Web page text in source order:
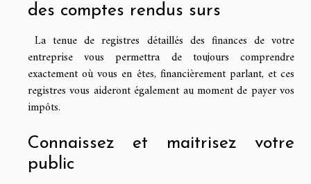
des comptes rendus surs
La tenue de registres détaillés des finances de votre
entreprise vous permettra de toujours comprendre
exactement où vous en êtes, financièrement parlant, et ces
registres vous aideront également au moment de payer vos
impôts.
Connaissez et maitrisez votre
public